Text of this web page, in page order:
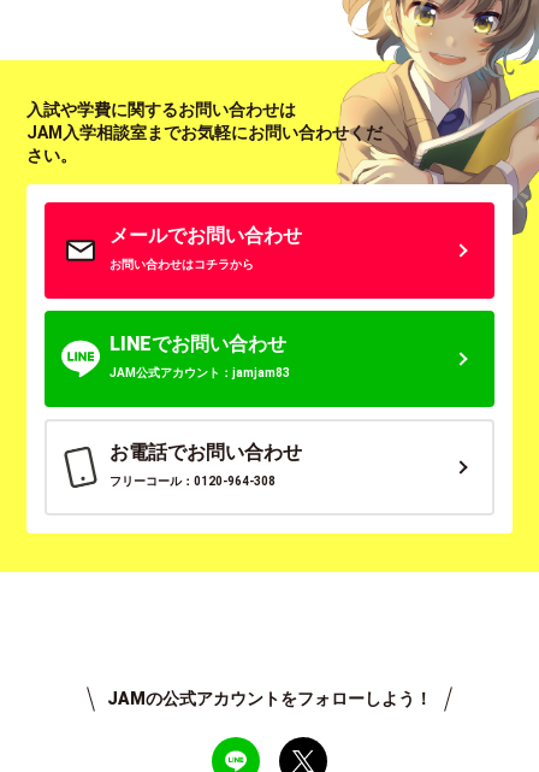
入試や学費に関するお問い合わせは
JAM入学相談室までお気軽にお問い合わせくだ
さい。
メールでお問い合わせ
お問い合わせはコチラから
LINEでお問い合わせ
JAM公式アカウント：jamjam83
お電話でお問い合わせ
フリーコール：0120-964-308
JAMの公式アカウントをフォローしよう！